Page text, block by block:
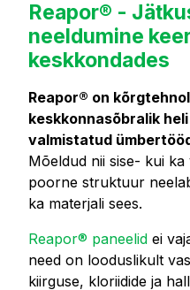
Reapor® -
neeldumine
keskkondades
Reapor® on
keskkonnasõbralik
valmistatud
Mõeldud nii sise- kui
poorne struktuur
ka materjali sees.
Reapor® paneelid ei
need on looduslikult
kiirguse, kloriidide ja